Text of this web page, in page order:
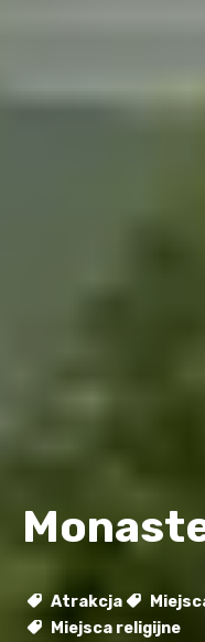
Atrakcja
Miejsca religijne